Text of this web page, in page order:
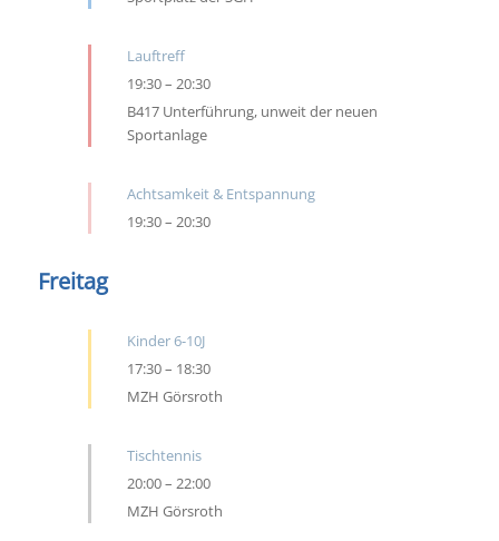
Lauftreff
19:30– 20:30
B417 Unterführung, unweit der neuen
Sportanlage
Achtsamkeit & Entspannung
19:30– 20:30
Freitag
Kinder 6-10J
17:30– 18:30
MZH Görsroth
Tischtennis
20:00– 22:00
MZH Görsroth